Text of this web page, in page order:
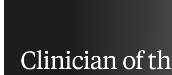
Clinician of